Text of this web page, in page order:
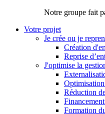
Notr​e groupe fait
Votre projet
Je crée ou je
Création
Reprise
J'optimise la
Réduction
Formation